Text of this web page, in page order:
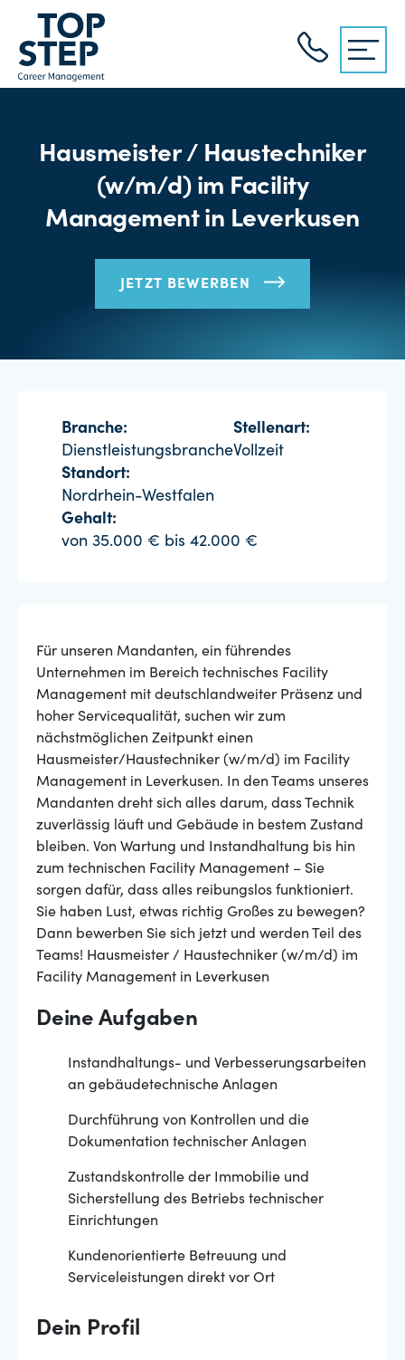
Hausmeister / Haustechniker
(w/m/d) im Facility
Management in Leverkusen
JETZT BEWERBEN
Branche:
Dienstleistungsbranche
Stellenart:
Vollzeit
Standort:
Nordrhein-Westfalen
Gehalt:
von 35.000 € bis 42.000 €
Für unseren Mandanten, ein führendes
Unternehmen im Bereich technisches Facility
Management mit deutschlandweiter Präsenz und
hoher Servicequalität, suchen wir zum
nächstmöglichen Zeitpunkt einen
Hausmeister/Haustechniker (w/m/d) im Facility
Management in Leverkusen. In den Teams unseres
Mandanten dreht sich alles darum, dass Technik
zuverlässig läuft und Gebäude in bestem Zustand
bleiben. Von Wartung und Instandhaltung bis hin
zum technischen Facility Management – Sie
sorgen dafür, dass alles reibungslos funktioniert.
Sie haben Lust, etwas richtig Großes zu bewegen?
Dann bewerben Sie sich jetzt und werden Teil des
Teams! Hausmeister / Haustechniker (w/m/d) im
Facility Management in Leverkusen
Deine Aufgaben
Instandhaltungs- und Verbesserungsarbeiten
an gebäudetechnische Anlagen
Durchführung von Kontrollen und die
Dokumentation technischer Anlagen
Zustandskontrolle der Immobilie und
Sicherstellung des Betriebs technischer
Einrichtungen
Kundenorientierte Betreuung und
Serviceleistungen direkt vor Ort
Dein Profil